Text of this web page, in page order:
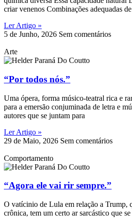
criar venenos Combinações adequadas de
Ler Artigo »
5 de Junho, 2026 Sem comentários
Arte
“Por todos nós.”
Uma ópera, forma músico-teatral rica e
para a emersão conjuminada de letra e
autores que se juntam para
Ler Artigo »
29 de Maio, 2026 Sem comentários
Comportamento
“Agora ele vai rir sempre.”
O vatícinio de Lula em relação a Trump,
crônica, tem um certo ar sarcástico que